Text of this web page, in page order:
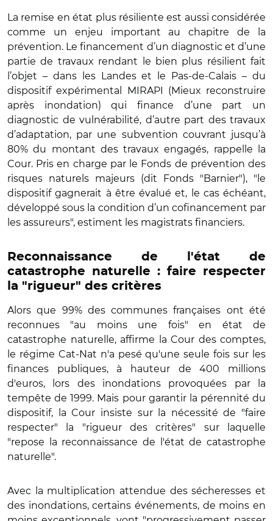
La remise en état plus résiliente est aussi considérée
comme un enjeu important au chapitre de la
prévention. Le financement d’un diagnostic et d’une
partie de travaux rendant le bien plus résilient fait
l’objet – dans les Landes et le Pas-de-Calais – du
dispositif expérimental MIRAPI (Mieux reconstruire
après inondation) qui finance d’une part un
diagnostic de vulnérabilité, d’autre part des travaux
d’adaptation, par une subvention couvrant jusqu’à
80% du montant des travaux engagés, rappelle la
Cour. Pris en charge par le Fonds de prévention des
risques naturels majeurs (dit Fonds "Barnier"), "le
dispositif gagnerait à être évalué et, le cas échéant,
développé sous la condition d’un cofinancement par
les assureurs", estiment les magistrats financiers.
Reconnaissance de l'état de
catastrophe naturelle : faire respecter
la "rigueur" des critères
Alors que 99% des communes françaises ont été
reconnues "au moins une fois" en état de
catastrophe naturelle, affirme la Cour des comptes,
le régime Cat-Nat n'a pesé qu'une seule fois sur les
finances publiques, à hauteur de 400 millions
d'euros, lors des inondations provoquées par la
tempête de 1999. Mais pour garantir la pérennité du
dispositif, la Cour insiste sur la nécessité de "faire
respecter" la "rigueur des critères" sur laquelle
"repose la reconnaissance de l'état de catastrophe
naturelle".
Avec la multiplication attendue des sécheresses et
des inondations, certains événements, de moins en